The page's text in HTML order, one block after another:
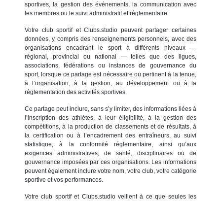
sportives, la gestion des événements, la communication avec
les membres ou le suivi administratif et réglementaire.
Votre club sportif et Clubs.studio peuvent partager certaines
données, y compris des renseignements personnels, avec des
organisations encadrant le sport à différents niveaux —
régional, provincial ou national — telles que des ligues,
associations, fédérations ou instances de gouvernance du
sport, lorsque ce partage est nécessaire ou pertinent à la tenue,
à l’organisation, à la gestion, au développement ou à la
réglementation des activités sportives.
Ce partage peut inclure, sans s’y limiter, des informations liées à
l’inscription des athlètes, à leur éligibilité, à la gestion des
compétitions, à la production de classements et de résultats, à
la certification ou à l’encadrement des entraîneurs, au suivi
statistique, à la conformité réglementaire, ainsi qu’aux
exigences administratives, de santé, disciplinaires ou de
gouvernance imposées par ces organisations. Les informations
peuvent également inclure votre nom, votre club, votre catégorie
sportive et vos performances.
Votre club sportif et Clubs.studio veillent à ce que seules les